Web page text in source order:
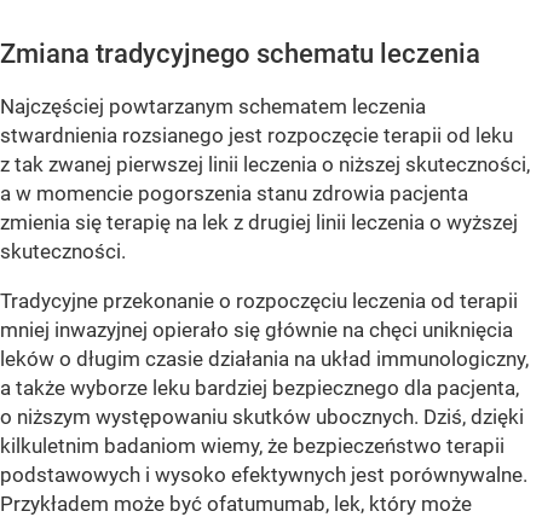
Zmiana tradycyjnego schematu leczenia
Najczęściej powtarzanym schematem leczenia
stwardnienia rozsianego jest rozpoczęcie terapii od leku
z tak zwanej pierwszej linii leczenia o niższej skuteczności,
a w momencie pogorszenia stanu zdrowia pacjenta
zmienia się terapię na lek z drugiej linii leczenia o wyższej
skuteczności.
Tradycyjne przekonanie o rozpoczęciu leczenia od terapii
mniej inwazyjnej opierało się głównie na chęci uniknięcia
leków o długim czasie działania na układ immunologiczny,
a także wyborze leku bardziej bezpiecznego dla pacjenta,
o niższym występowaniu skutków ubocznych. Dziś, dzięki
kilkuletnim badaniom wiemy, że bezpieczeństwo terapii
podstawowych i wysoko efektywnych jest porównywalne.
Przykładem może być ofatumumab, lek, który może